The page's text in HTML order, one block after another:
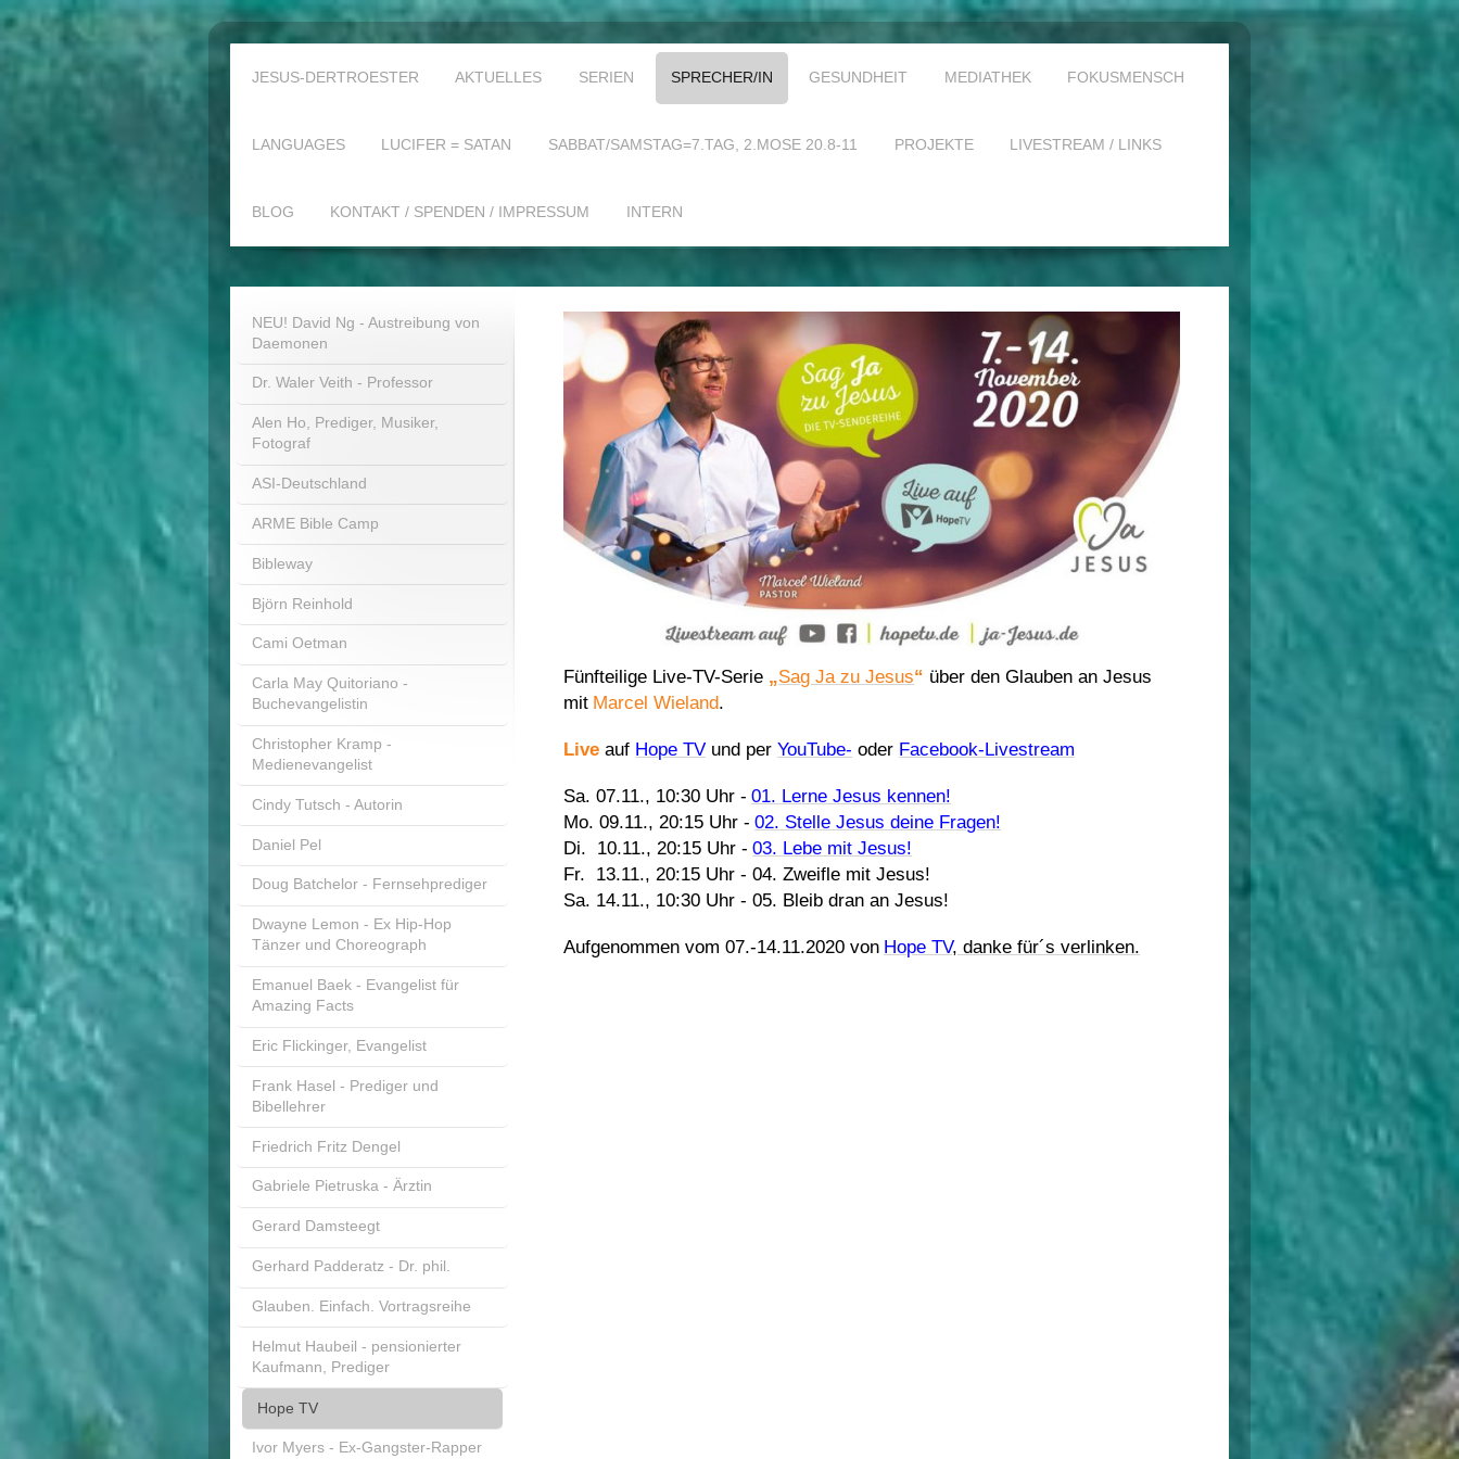
JESUS-DERTROESTER AKTUELLES SERIEN SPRECHER/IN GESUNDHEIT MEDIATHEK FOKUSMENSCH
LANGUAGES LUCIFER = SATAN SABBAT/SAMSTAG=7.TAG, 2.MOSE 20.8-11 PROJEKTE LIVESTREAM / LINKS
BLOG KONTAKT / SPENDEN / IMPRESSUM INTERN
Fünfteilige Live-TV-Serie „Sag Ja zu Jesus“ über den Glauben an Jesus
mit Marcel Wieland.
Live auf Hope TV und per YouTube- oder Facebook-Livestream
Sa. 07.11., 10:30 Uhr - 01. Lerne Jesus kennen!
Mo. 09.11., 20:15 Uhr - 02. Stelle Jesus deine Fragen!
Di. 10.11., 20:15 Uhr - 03. Lebe mit Jesus!
Fr. 13.11., 20:15 Uhr - 04. Zweifle mit Jesus!
Sa. 14.11., 10:30 Uhr - 05. Bleib dran an Jesus!
Aufgenommen vom 07.-14.11.2020 von Hope TV, danke für´s verlinken.
NEU! David Ng - Austreibung von
Daemonen
Dr. Waler Veith - Professor
Alen Ho, Prediger, Musiker,
Fotograf
ASI-Deutschland
ARME Bible Camp
Bibleway
Björn Reinhold
Cami Oetman
Carla May Quitoriano -
Buchevangelistin
Christopher Kramp -
Medienevangelist
Cindy Tutsch - Autorin
Daniel Pel
Doug Batchelor - Fernsehprediger
Dwayne Lemon - Ex Hip-Hop
Tänzer und Choreograph
Emanuel Baek - Evangelist für
Amazing Facts
Eric Flickinger, Evangelist
Frank Hasel - Prediger und
Bibellehrer
Friedrich Fritz Dengel
Gabriele Pietruska - Ärztin
Gerard Damsteegt
Gerhard Padderatz - Dr. phil.
Glauben. Einfach. Vortragsreihe
Helmut Haubeil - pensionierter
Kaufmann, Prediger
Hope TV
Ivor Myers - Ex-Gangster-Rapper